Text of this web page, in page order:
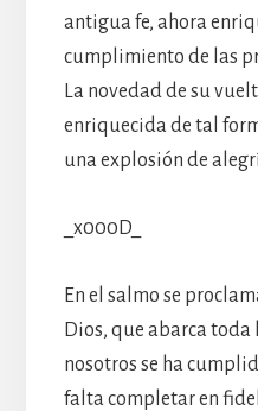
antigua fe, ahora
cumplimiento de las
La novedad de su
enriquecida de tal
una explosión de
_x000D_
En el salmo se
Dios, que abarca
nosotros se ha
falta completar en